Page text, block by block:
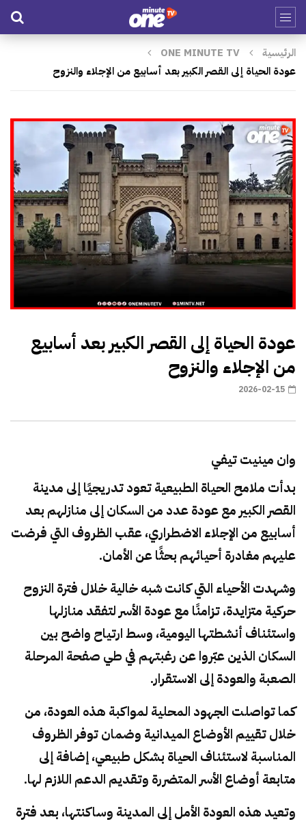
الرئيسية
ONE MINUTE TV
عودة الحياة إلى القصر الكبير بعد أسابيع من الإجلاء والنزوح
عودة الحياة إلى القصر الكبير بعد أسابيع
من الإجلاء والنزوح
2026-02-15
وان مينيت تيفي
بدأت ملامح الحياة الطبيعية تعود تدريجيًا إلى مدينة
القصر الكبير مع عودة عدد من السكان إلى منازلهم بعد
أسابيع من الإجلاء الاضطراري، عقب الظروف التي فرضت
عليهم مغادرة أحيائهم بحثًا عن الأمان.
وشهدت الأحياء التي كانت شبه خالية خلال فترة النزوح
حركية متزايدة، تزامنًا مع عودة الأسر لتفقد منازلها
واستئناف أنشطتها اليومية، وسط ارتياح واضح بين
السكان الذين عبّروا عن رغبتهم في طي صفحة المرحلة
الصعبة والعودة إلى الاستقرار.
كما تواصلت الجهود المحلية لمواكبة هذه العودة، من
خلال تقييم الأوضاع الميدانية وضمان توفر الظروف
المناسبة لاستئناف الحياة بشكل طبيعي، إضافة إلى
متابعة أوضاع الأسر المتضررة وتقديم الدعم اللازم لها.
وتعيد هذه العودة الأمل إلى المدينة وساكنتها، بعد فترة